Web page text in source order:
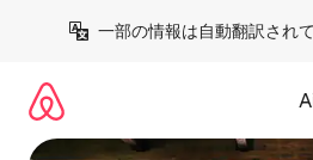
一部の情報は自動翻訳されて